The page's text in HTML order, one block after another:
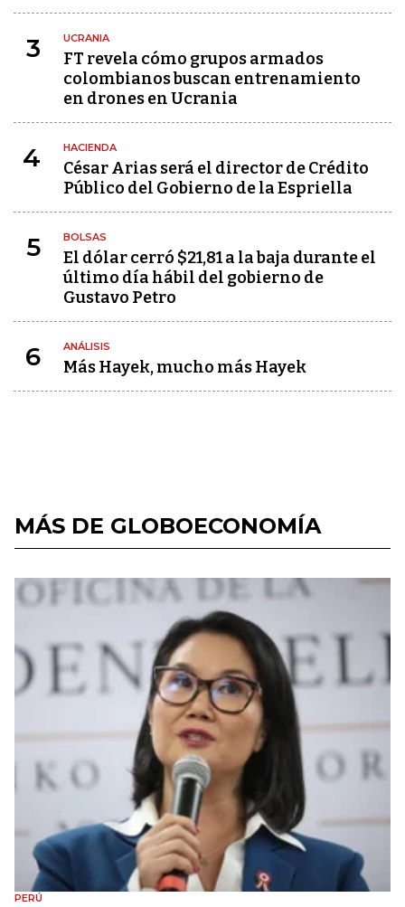
3 UCRANIA
FT revela cómo grupos armados
colombianos buscan entrenamiento
en drones en Ucrania
4 HACIENDA
César Arias será el director de Crédito
Público del Gobierno de la Espriella
5 BOLSAS
El dólar cerró $21,81 a la baja durante el
último día hábil del gobierno de
Gustavo Petro
6 ANÁLISIS
Más Hayek, mucho más Hayek
MÁS DE GLOBOECONOMÍA
PERÚ